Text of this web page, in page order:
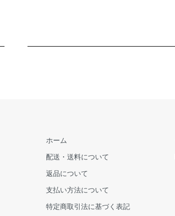
ホーム
配送・送料について
返品について
支払い方法について
特定商取引法に基づく表記